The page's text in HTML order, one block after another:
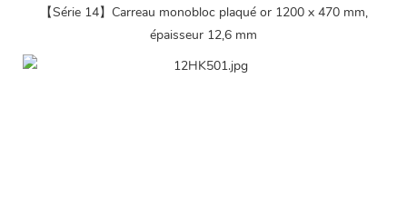
【Série 14】Carreau monobloc plaqué or 1200 x 470 mm,
épaisseur 12,6 mm